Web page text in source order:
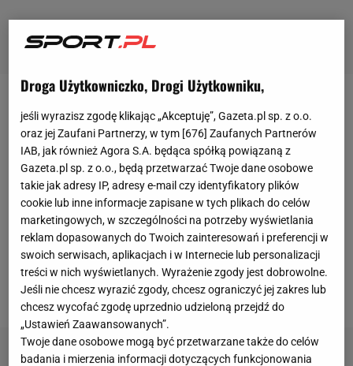
Dani Alves został zatrzymany po tym, jak 30 grudnia
2022 roku miał dopuścić się napaści seksualnej na
młodej kobiecie podczas pobytu w klubie w
Barcelonie . Brazylijczyk spędził wiele miesięcy w
areszcie, gdzie oczekiwał na proces. Prokuratura
domagała się dziewięciu lat pozbawienia wolności,
a Sąd Najwyższy Katalonii wydał niespodziewany
wyrok. Po koniec kwietnia uniewinnił byłego
piłkarza.
Droga Użytkowniczko, Drogi Użytkowniku,
jeśli wyrazisz zgodę klikając „Akceptuję”, Gazeta.pl sp. z o.o.
oraz jej Zaufani Partnerzy, w tym [676] Zaufanych Partnerów
IAB, jak również Agora S.A. będąca spółką powiązaną z
Gazeta.pl sp. z o.o., będą przetwarzać Twoje dane osobowe
takie jak adresy IP, adresy e-mail czy identyfikatory plików
cookie lub inne informacje zapisane w tych plikach do celów
marketingowych, w szczególności na potrzeby wyświetlania
reklam dopasowanych do Twoich zainteresowań i preferencji w
swoich serwisach, aplikacjach i w Internecie lub personalizacji
treści w nich wyświetlanych. Wyrażenie zgody jest dobrowolne.
Jeśli nie chcesz wyrazić zgody, chcesz ograniczyć jej zakres lub
chcesz wycofać zgodę uprzednio udzieloną przejdź do
„Ustawień Zaawansowanych”.
Twoje dane osobowe mogą być przetwarzane także do celów
badania i mierzenia informacji dotyczących funkcjonowania